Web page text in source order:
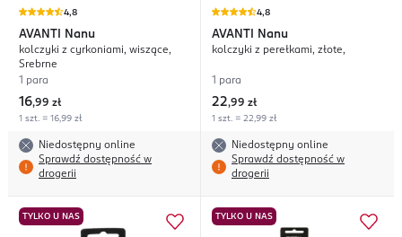
4,8
AVANTI Nanu
kolczyki z cyrkoniami, wiszące,
Srebrne
1 para
16,99 zł
1 szt. = 16,99 zł
Niedostępny online
Sprawdź dostępność w
drogerii
4,8
AVANTI Nanu
kolczyki z perełkami, złote,
1 para
22,99 zł
1 szt. = 22,99 zł
Niedostępny online
Sprawdź dostępność w
drogerii
TYLKO U NAS TYLKO U NAS